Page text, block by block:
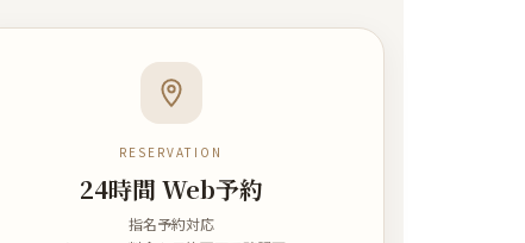
RESERVATION
24時間 Web予約
指名予約対応